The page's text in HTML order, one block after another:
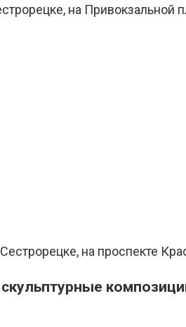
на Привокзальной
на проспекте